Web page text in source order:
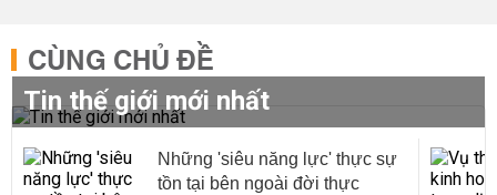
CÙNG CHỦ ĐỀ
Tin thế giới mới nhất
Những 'siêu năng lực' thực sự
tồn tại bên ngoài đời thực